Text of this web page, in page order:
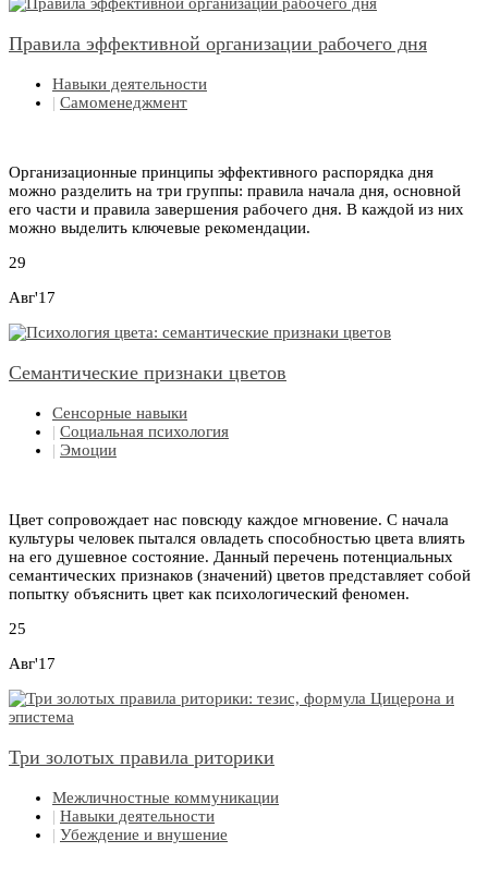
Правила эффективной организации рабочего дня
Навыки деятельности
| Самоменеджмент
Организационные принципы эффективного распорядка дня
можно разделить на три группы: правила начала дня, основной
его части и правила завершения рабочего дня. В каждой из них
можно выделить ключевые рекомендации.
29
Авг'17
Семантические признаки цветов
Сенсорные навыки
| Социальная психология
| Эмоции
Цвет сопровождает нас повсюду каждое мгновение. С начала
культуры человек пытался овладеть способностью цвета влиять
на его душевное состояние. Данный перечень потенциальных
семантических признаков (значений) цветов представляет собой
попытку объяснить цвет как психологический феномен.
25
Авг'17
Три золотых правила риторики
Межличностные коммуникации
| Навыки деятельности
| Убеждение и внушение